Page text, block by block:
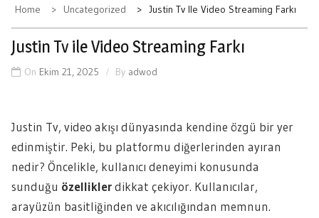
Home Uncategorized Justin Tv Ile Video Streaming Farkı
Justin Tv ile Video Streaming Farkı
On Ekim 21, 2025 By adwod
Justin Tv, video akışı dünyasında kendine özgü bir yer
edinmiştir. Peki, bu platformu diğerlerinden ayıran
nedir? Öncelikle, kullanıcı deneyimi konusunda
sunduğu özelliklerdikkat çekiyor. Kullanıcılar,
arayüzün basitliğinden ve akıcılığından memnun.